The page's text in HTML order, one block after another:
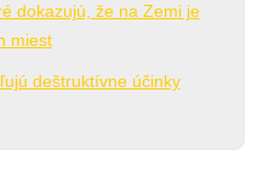
dokazujú, že na Zemi je
miest
deštruktívne účinky